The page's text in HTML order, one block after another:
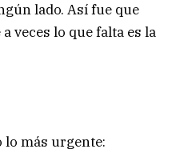
lado. Así fue que
veces lo que falta es la
lo más urgente: